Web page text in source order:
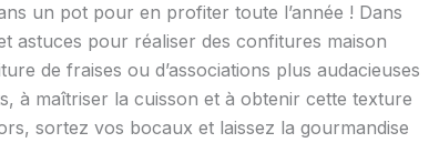
un pot pour en profiter toute l’année ! Dans
astuces pour réaliser des confitures maison
de fraises ou d’associations plus audacieuses
à maîtriser la cuisson et à obtenir cette texture
sortez vos bocaux et laissez la gourmandise